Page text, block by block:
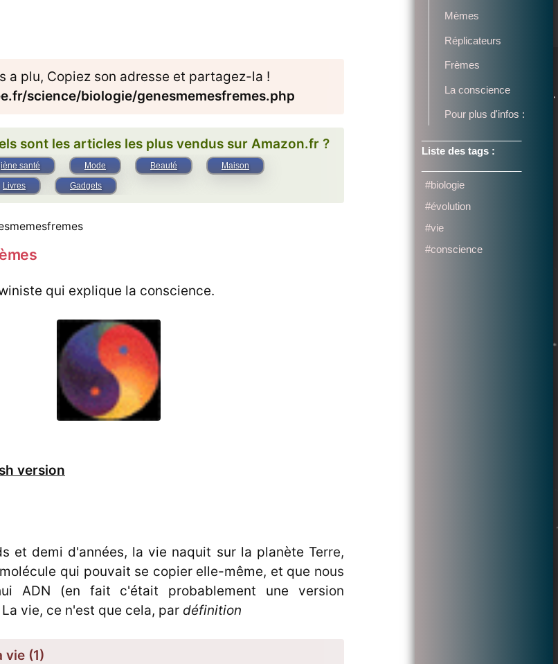
Mèmes
Réplicateurs
Frèmes
La conscience
Pour plus d'infos :
Liste des tags :
#biologie
#évolution
#vie
#conscience
a plu, Copiez son adresse et partagez-la !
science/biologie/genesmemesfremes.php
sont les articles les plus vendus sur Amazon.fr ?
santé Mode Beauté Maison
Livres Gadgets
qui explique la conscience.
version
et demi d'années, la vie naquit sur la planète Terre,
qui pouvait se copier elle-même, et que nous
ADN (en fait c'était probablement une version
vie, ce n'est que cela, par définition
vie (1)